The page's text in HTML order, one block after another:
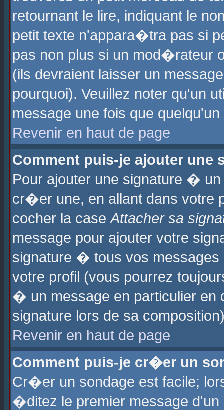
retournant le lire, indiquant le
petit texte n'appara�tra pas si
pas non plus si un mod�rateur
(ils devraient laisser un
pourquoi). Veuillez noter qu'un
message une fois que
Revenir en haut de page
Comment puis-je ajouter une
Pour ajouter une signature �
cr�er une, en allant dans
cocher la caseAttacher sa
message pour ajouter votre
signature � tous vos
votre profil (vous pourrez
� un message en particulier
signature lors de sa
Revenir en haut de page
Comment puis-je cr�er un
Cr�er un sondage est facile;
�ditez le premier message